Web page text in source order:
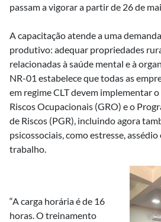
passam a vigorar a partir de 26 de
A capacitação atende a uma
produtivo: adequar propriedades
relacionadas à saúde mental e à
NR-01 estabelece que todas as
em regime CLT devem implementar
Riscos Ocupacionais (GRO) e o
de Riscos (PGR), incluindo agora
psicossociais, como estresse,
trabalho.
“A carga horária é de 16
horas. O treinamento